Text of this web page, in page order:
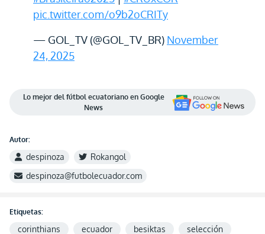
pic.twitter.com/o9b2oCRITy
— GOL_TV (@GOL_TV_BR) November
24, 2025
Lo mejor del fútbol ecuatoriano en Google
News
Autor:
despinoza
Rokangol
despinoza@futbolecuador.com
Etiquetas:
corinthians ecuador besiktas selección